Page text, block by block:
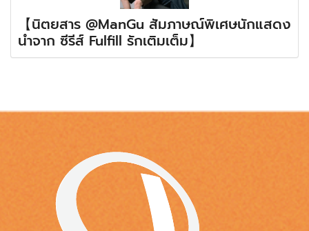
【นิตยสาร @ManGu สัมภาษณ์พิเศษนักแสดง
นำจาก ซีรีส์ Fulfill รักเติมเต็ม】